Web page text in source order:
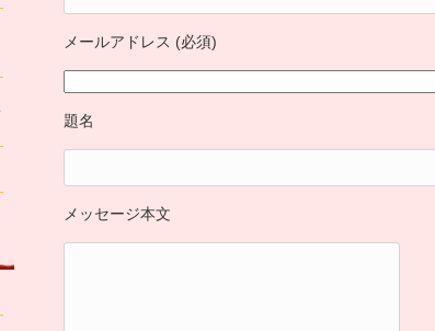
メールアドレス (必須)
題名
メッセージ本文